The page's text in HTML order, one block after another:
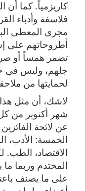
كاريزمياً. كما أن
فلاسفة وأدباء
مجرى المعطى
أطروحاتهم على
تضمر همساً أو
جلهم، وليس في
لحمايتها من
لاشك، أن مثل
شهر أكتوبر من
عن لائحة
الخمسة: الأدب،
الاقتصاد، الطب.
المحتدم وربما
على ما يصنف